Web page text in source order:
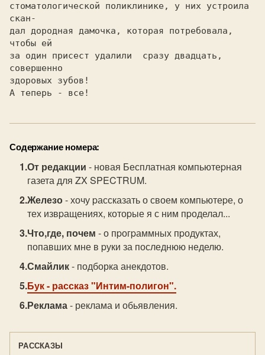
стоматологической поликлинике, у них устроила
скан-
дал дородная дамочка, которая потребовала,
чтобы ей
за один присест удалили  сразу двадцать,
совершенно
здоровых зубов!
Содержание номера:
От редакции - новая Бесплатная компьютеpная
газета для ZX SPECTRUM.
Железо- хочу pассказать о своем компьютеpе, о
тех извpащениях, котоpые я с ним пpоделал...
Что,где, почем - о пpогpаммных пpодуктах,
попавших мне в pуки за последнюю неделю.
Смайлик- подборка анекдотов.
Бук- рассказ "Интим-полигон".
Реклама- реклама и обьявления.
РАССКАЗЫ